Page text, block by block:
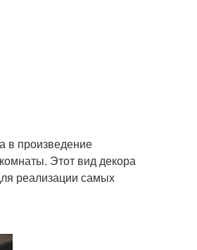
в произведение
Этот вид декора
реализации самых